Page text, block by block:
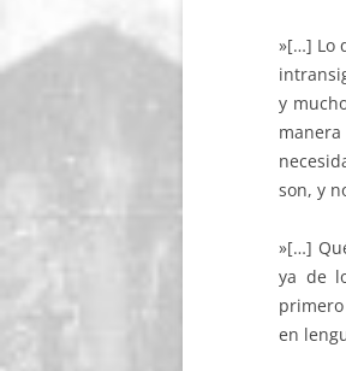
»[…] Lo
y
son, y
»[…]
ya de
en